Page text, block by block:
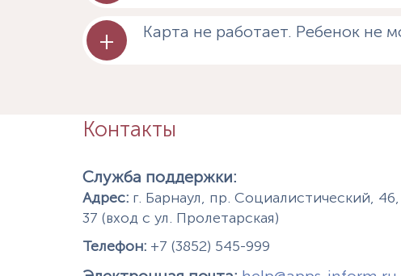
+ Карта не работает. Ребенок не
Контакты
Служба поддержки:
Адрес: г. Барнаул, пр. Социалистический,
37 (вход с ул. Пролетарская)
Телефон: +7 (3852) 545-999